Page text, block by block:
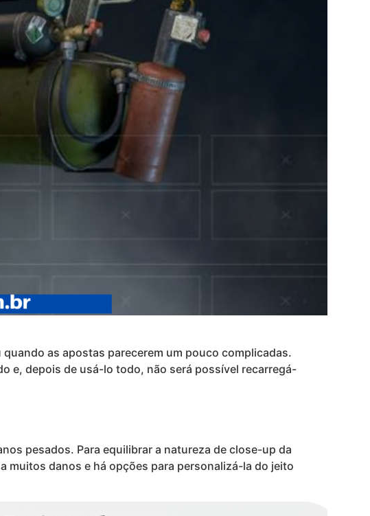
as apostas parecerem um pouco complicadas.
e, depois de usá-lo todo, não será possível recarregá-
pesados. Para equilibrar a natureza de close-up da
muitos danos e há opções para personalizá-la do jeito